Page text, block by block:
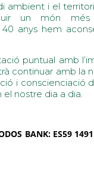
ambient i el
un món
anys hem
puntual amb
continuar amb la
i conscienciació
nostre dia a dia.
BANK: ES59 1491